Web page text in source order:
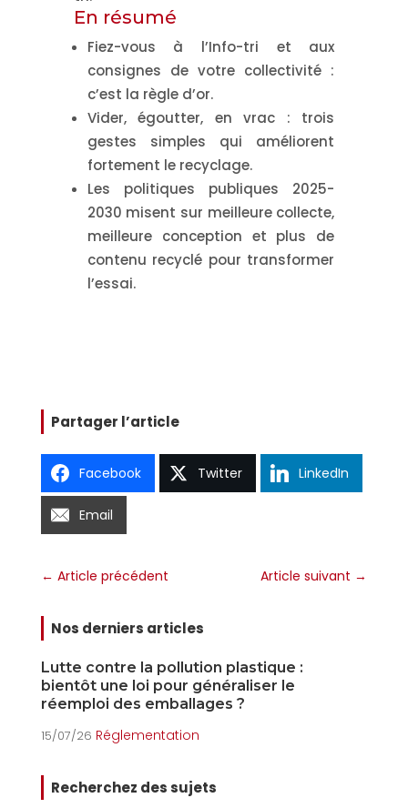
En résumé
Fiez-vous à l’Info-tri et aux
consignes de votre collectivité :
c’est la règle d’or.
Vider, égoutter, en vrac : trois
gestes simples qui améliorent
fortement le recyclage.
Les politiques publiques 2025-
2030 misent sur meilleure collecte,
meilleure conception et plus de
contenu recyclé pour transformer
l’essai.
Partager l’article
Facebook Twitter LinkedIn
Email
← Article précédent Article suivant →
Nos derniers articles
Lutte contre la pollution plastique :
bientôt une loi pour généraliser le
réemploi des emballages ?
15/07/26 Réglementation
Recherchez des sujets